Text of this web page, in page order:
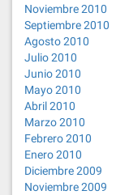
Noviembre 2010
Septiembre 2010
Agosto 2010
Julio 2010
Junio 2010
Mayo 2010
Abril 2010
Marzo 2010
Febrero 2010
Enero 2010
Diciembre 2009
Noviembre 2009